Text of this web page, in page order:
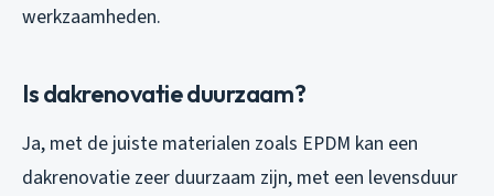
werkzaamheden.
Is dakrenovatie duurzaam?
Ja, met de juiste materialen zoals EPDM kan een
dakrenovatie zeer duurzaam zijn, met een levensduur